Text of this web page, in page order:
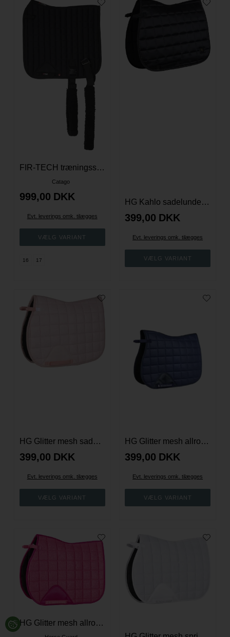
FIR-TECH træningsschabrack med elastic - Sort
Catago
999,00 DKK
Evt. leverings omk. tilægges
16 17
HG Kahlo sadelunderlag
399,00 DKK
Evt. leverings omk. tilægges
HG Glitter mesh sadelunderlag - Ochid Pink
399,00 DKK
Evt. leverings omk. tilægges
HG Glitter mesh allround underlag -Navy
399,00 DKK
Evt. leverings omk. tilægges
HG Glitter mesh allround sadelunderlag - Pink